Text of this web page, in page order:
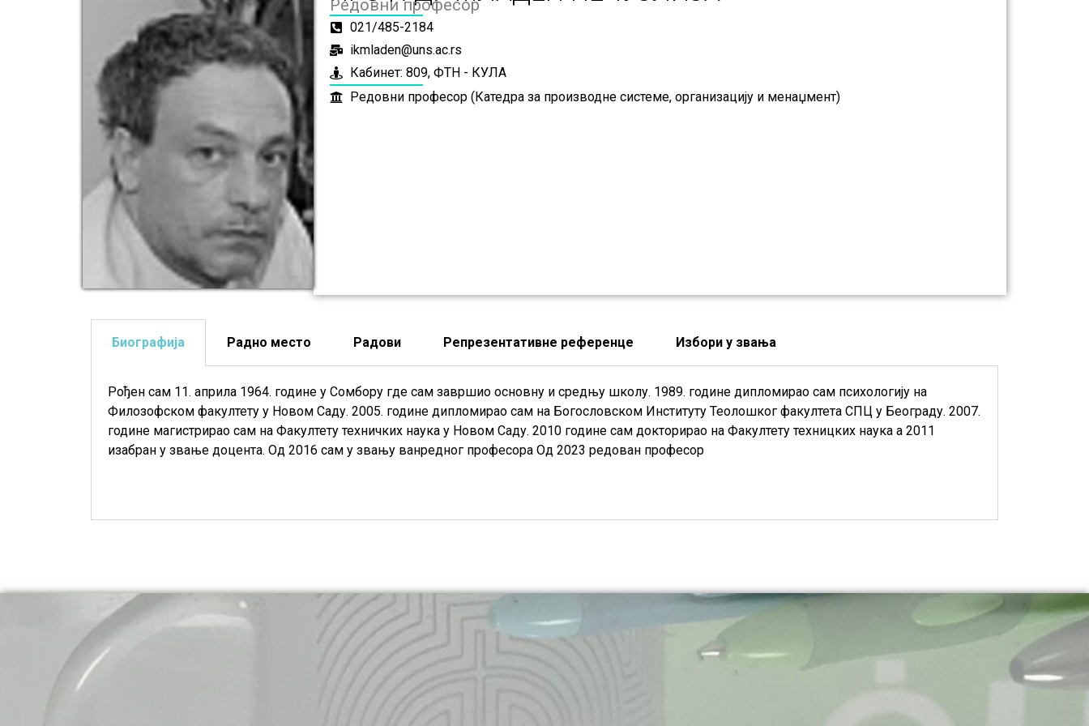
Редовни професор
021/485-2184
ikmladen@uns.ac.rs
Кабинет: 809, ФТН - КУЛА
Редовни професор (Катедра за производне системе, организацију и менаџмент)
Биографија Радно место Радови Репрезентативне референце Избори у звања
Рођен сам 11. априла 1964. године у Сомбору где сам завршио основну и средњу школу. 1989. године дипломирао сам психологију на
Филозофском факултету у Новом Саду. 2005. године дипломирао сам на Богословском Институту Теолошког факултета СПЦ у Београду. 2007.
године магистрирао сам на Факултету техничких наука у Новом Саду. 2010 године сам докторирао на Факултету техницких наука а 2011
изабран у звање доцента. Од 2016 сам у звању ванредног професора Од 2023 редован професор